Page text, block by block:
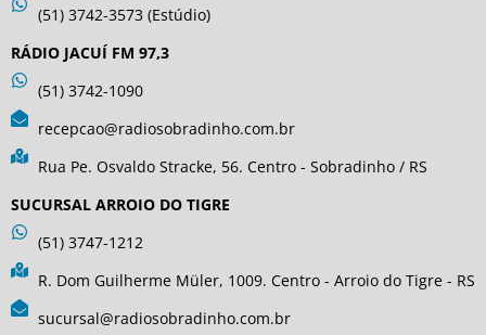
(51) 3742-3573 (Estúdio)
RÁDIO JACUÍ FM 97,3
(51) 3742-1090
recepcao@radiosobradinho.com.br
Rua Pe. Osvaldo Stracke, 56. Centro - Sobradinho / RS
SUCURSAL ARROIO DO TIGRE
(51) 3747-1212
R. Dom Guilherme Müler, 1009. Centro - Arroio do Tigre - RS
sucursal@radiosobradinho.com.br